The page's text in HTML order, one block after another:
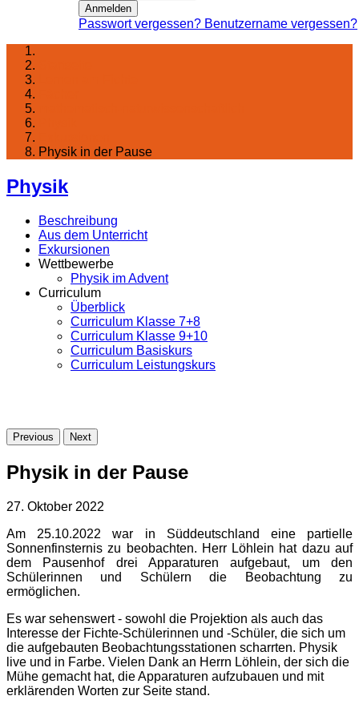
Anmelden
Passwort vergessen? Benutzername vergessen?
Physik in der Pause
Physik
Beschreibung
Aus dem Unterricht
Exkursionen
Wettbewerbe
Physik im Advent
Curriculum
Überblick
Curriculum Klasse 7+8
Curriculum Klasse 9+10
Curriculum Basiskurs
Curriculum Leistungskurs
Previous Next
Physik in der Pause
27. Oktober 2022
Am 25.10.2022 war in Süddeutschland eine partielle
Sonnenfinsternis zu beobachten. Herr Löhlein hat dazu auf
dem Pausenhof drei Apparaturen aufgebaut, um den
Schülerinnen und Schülern die Beobachtung zu
ermöglichen.
Es war sehenswert - sowohl die Projektion als auch das
Interesse der Fichte-Schülerinnen und -Schüler, die sich um
die aufgebauten Beobachtungsstationen scharrten. Physik
live und in Farbe. Vielen Dank an Herrn Löhlein, der sich die
Mühe gemacht hat, die Apparaturen aufzubauen und mit
erklärenden Worten zur Seite stand.